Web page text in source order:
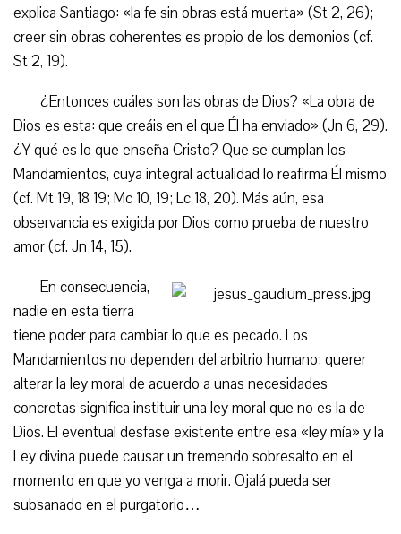
explica Santiago: «la fe sin obras está muerta» (St 2, 26);
creer sin obras coherentes es propio de los demonios (cf.
St 2, 19).
¿Entonces cuáles son las obras de Dios? «La obra de
Dios es esta: que creáis en el que Él ha enviado» (Jn 6, 29).
¿Y qué es lo que enseña Cristo? Que se cumplan los
Mandamientos, cuya integral actualidad lo reafirma Él mismo
(cf. Mt 19, 18 19; Mc 10, 19; Lc 18, 20). Más aún, esa
observancia es exigida por Dios como prueba de nuestro
amor (cf. Jn 14, 15).
En consecuencia,
nadie en esta tierra
tiene poder para cambiar lo que es pecado. Los
Mandamientos no dependen del arbitrio humano; querer
alterar la ley moral de acuerdo a unas necesidades
concretas significa instituir una ley moral que no es la de
Dios. El eventual desfase existente entre esa «ley mía» y la
Ley divina puede causar un tremendo sobresalto en el
momento en que yo venga a morir. Ojalá pueda ser
subsanado en el purgatorio…